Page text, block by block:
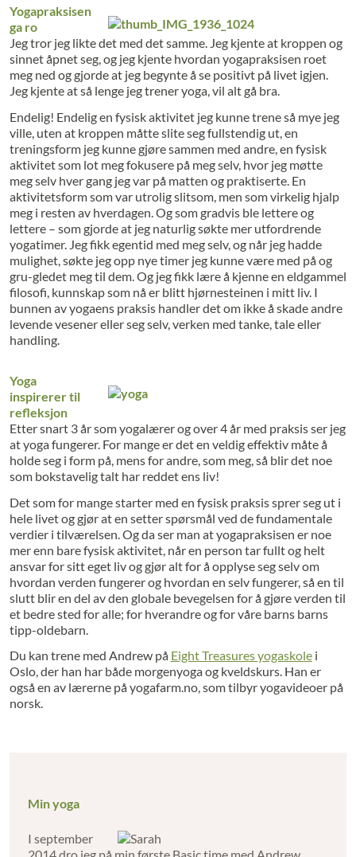
Yogapraksisen
ga ro
Jeg tror jeg likte det med det samme. Jeg kjente at kroppen og
sinnet åpnet seg, og jeg kjente hvordan yogapraksisen roet
meg ned og gjorde at jeg begynte å se positivt på livet igjen.
Jeg kjente at så lenge jeg trener yoga, vil alt gå bra.
Endelig! Endelig en fysisk aktivitet jeg kunne trene så mye jeg
ville, uten at kroppen måtte slite seg fullstendig ut, en
treningsform jeg kunne gjøre sammen med andre, en fysisk
aktivitet som lot meg fokusere på meg selv, hvor jeg møtte
meg selv hver gang jeg var på matten og praktiserte. En
aktivitetsform som var utrolig slitsom, men som virkelig hjalp
meg i resten av hverdagen. Og som gradvis ble lettere og
lettere – som gjorde at jeg naturlig søkte mer utfordrende
yogatimer. Jeg fikk egentid med meg selv, og når jeg hadde
mulighet, søkte jeg opp nye timer jeg kunne være med på og
gru-gledet meg til dem. Og jeg fikk lære å kjenne en eldgammel
filosofi, kunnskap som nå er blitt hjørnesteinen i mitt liv. I
bunnen av yogaens praksis handler det om ikke å skade andre
levende vesener eller seg selv, verken med tanke, tale eller
handling.
Yoga
inspirerer til
refleksjon
Etter snart 3 år som yogalærer og over 4 år med praksis ser jeg
at yoga fungerer. For mange er det en veldig effektiv måte å
holde seg i form på, mens for andre, som meg, så blir det noe
som bokstavelig talt har reddet ens liv!
Det som for mange starter med en fysisk praksis sprer seg ut i
hele livet og gjør at en setter spørsmål ved de fundamentale
verdier i tilværelsen. Og da ser man at yogapraksisen er noe
mer enn bare fysisk aktivitet, når en person tar fullt og helt
ansvar for sitt eget liv og gjør alt for å opplyse seg selv om
hvordan verden fungerer og hvordan en selv fungerer, så en til
slutt blir en del av den globale bevegelsen for å gjøre verden til
et bedre sted for alle; for hverandre og for våre barns barns
tipp-oldebarn.
Du kan trene med Andrew på Eight Treasures yogaskolei
Oslo, der han har både morgenyoga og kveldskurs. Han er
også en av lærerne på yogafarm.no, som tilbyr yogavideoer på
norsk.
Min yoga
I september